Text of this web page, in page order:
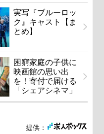
実写『ブルーロッ
ク』キャスト【ま
とめ】
困窮家庭の子供に
映画館の思い出
を！寄付で届ける
「シェアシネマ」
提供：